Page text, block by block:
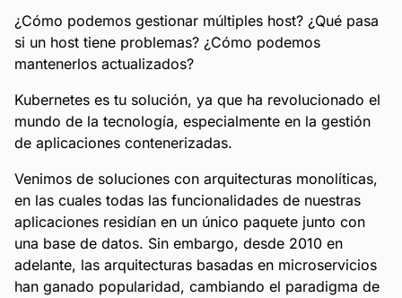
¿Cómo podemos gestionar múltiples host? ¿Qué pasa
si un host tiene problemas? ¿Cómo podemos
mantenerlos actualizados?
Kubernetes es tu solución, ya que ha revolucionado el
mundo de la tecnología, especialmente en la gestión
de aplicaciones contenerizadas.
Venimos de soluciones con arquitecturas monolíticas,
en las cuales todas las funcionalidades de nuestras
aplicaciones residían en un único paquete junto con
una base de datos. Sin embargo, desde 2010 en
adelante, las arquitecturas basadas en microservicios
han ganado popularidad, cambiando el paradigma de